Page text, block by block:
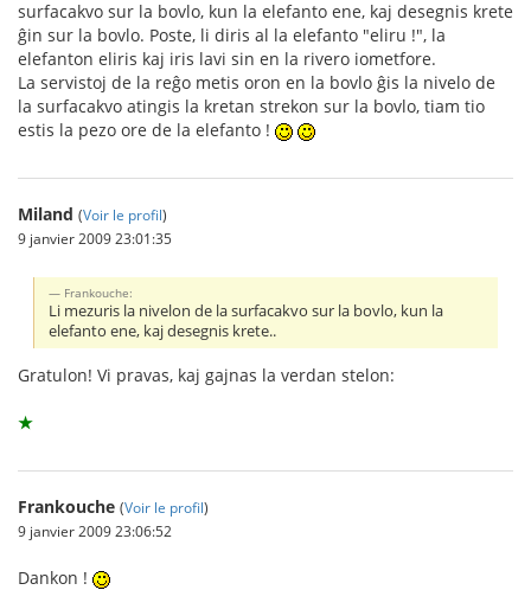
surfacakvo sur la bovlo, kun la elefanto ene, kaj desegnis krete
ĝin sur la bovlo. Poste, li diris al la elefanto "eliru !", la
elefanton eliris kaj iris lavi sin en la rivero iometfore.
La servistoj de la reĝo metis oron en la bovlo ĝis la nivelo de
la surfacakvo atingis la kretan strekon sur la bovlo, tiam tio
estis la pezo ore de la elefanto !
Miland (Voir le profil)
9 janvier 2009 23:01:35
Frankouche:
Li mezuris la nivelon de la surfacakvo sur la bovlo, kun la
elefanto ene, kaj desegnis krete..
Gratulon! Vi pravas, kaj gajnas la verdan stelon:
★
Frankouche (Voir le profil)
9 janvier 2009 23:06:52
Dankon !